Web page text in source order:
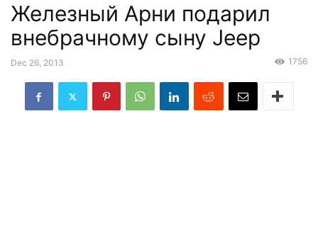
Железный Арни подарил
внебрачному сыну Jeep
Dec 26, 2013 1756